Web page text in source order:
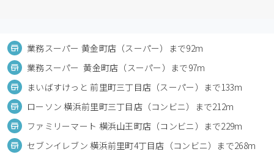
業務スーパー 黄金町店（スーパー）まで92m
業務スーパー 黄金町店（スーパー）まで97m
まいばすけっと 前里町三丁目店（スーパー）まで133m
ローソン 横浜前里町三丁目店（コンビニ）まで212m
ファミリーマート 横浜山王町店（コンビニ）まで229m
セブンイレブン 横浜前里町4丁目店（コンビニ）まで268m